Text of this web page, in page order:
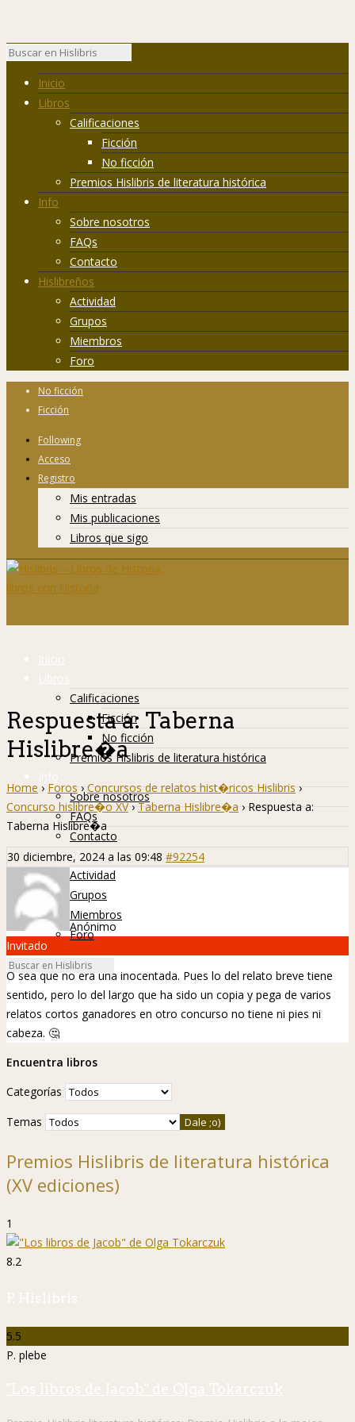
Inicio
Libros
Calificaciones
Ficción
No ficción
Premios Hislibris de literatura histórica
Info
Sobre nosotros
FAQs
Contacto
Hislibreños
Actividad
Grupos
Miembros
Foro
No ficción
Ficción
Following
Acceso
Registro
Mis entradas
Mis publicaciones
Libros que sigo
Inicio
Libros
Calificaciones
Ficción
No ficción
Premios Hislibris de literatura histórica
Info
Sobre nosotros
FAQs
Contacto
Hislibreños
Actividad
Grupos
Miembros
Foro
Respuesta a: Taberna
Hislibre�a
Home › Foros › Concursos de relatos hist�ricos Hislibris ›
Concurso hislibre�o XV › Taberna Hislibre�a › Respuesta a:
Taberna Hislibre�a
30 diciembre, 2024 a las 09:48 #92254
Anónimo
Invitado
O sea que no era una inocentada. Pues lo del relato breve tiene
sentido, pero lo del largo que ha sido un copia y pega de varios
relatos cortos ganadores en otro concurso no tiene ni pies ni
cabeza. 🤔
Encuentra libros
Categorías
Temas
Premios Hislibris de literatura histórica
(XV ediciones)
1
8.2
P. Hislibris
5.5
P. plebe
"Los libros de Jacob" de Olga Tokarczuk